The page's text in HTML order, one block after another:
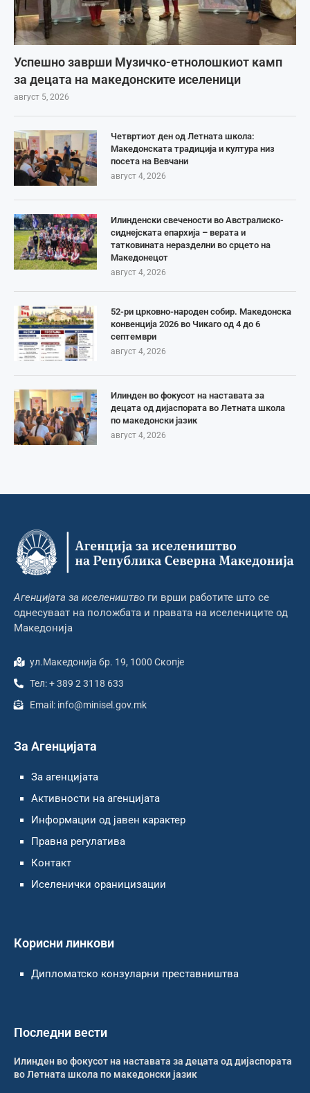
Успешно заврши Музичко-етнолошкиот камп
за децата на македонските иселеници
август 5, 2026
Четвртиот ден од Летната школа:
Македонската традиција и култура низ
посета на Вевчани
август 4, 2026
Илинденски свечености во Австралиско-
сиднејската епархија – верата и
татковината неразделни во срцето на
Македонецот
август 4, 2026
52-ри црковно-народен собир. Македонска
конвенција 2026 во Чикаго од 4 до 6
септември
август 4, 2026
Илинден во фокусот на наставата за
децата од дијаспората во Летната школа
по македонски јазик
август 4, 2026
Агенцијата за иселеништво ги врши работите што се
однесуваат на положбата и правата на иселениците од
Македонија
ул.Македонија бр. 19, 1000 Скопје
Тел: + 389 2 3118 633
Email: info@minisel.gov.mk
За Агенцијата
За агенцијата
Активности на агенцијата
Информации од јавен карактер
Правна регулатива
Контакт
Иселенички ораницизации
Корисни линкови
Дипломатско конзуларни преставништва
Последни вести
Илинден во фокусот на наставата за децата од дијаспората
во Летната школа по македонски јазик